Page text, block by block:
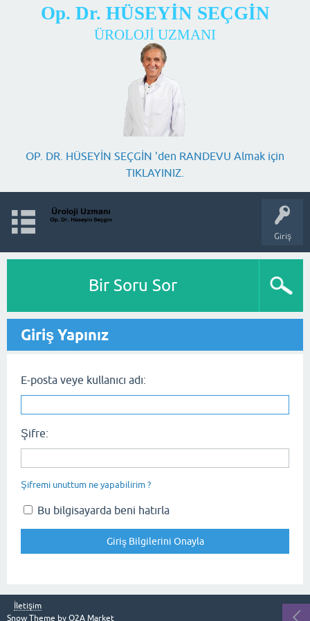
Op. Dr. HÜSEYİN SEÇGİN
ÜROLOJİ UZMANI
OP. DR. HÜSEYİN SEÇGİN 'den RANDEVU Almak için
TIKLAYINIZ.
Giriş
Bir Soru Sor
Giriş Yapınız
E-posta veye kullanıcı adı:
Şifre:
Şifremi unuttum ne yapabilirim ?
Bu bilgisayarda beni hatırla
İletişim
Snow Theme by Q2A Market